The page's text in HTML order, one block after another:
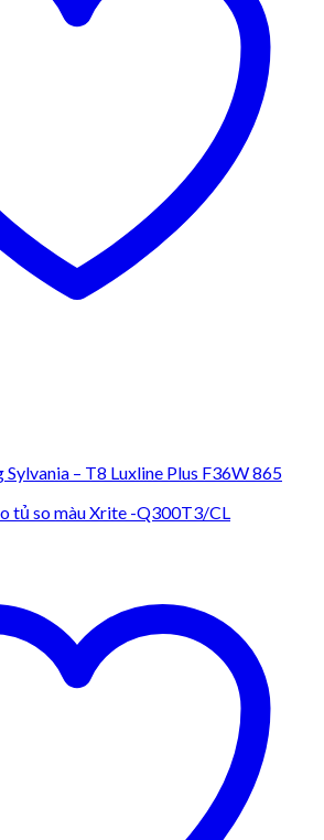
Sylvania – T8 Luxline Plus F36W 865